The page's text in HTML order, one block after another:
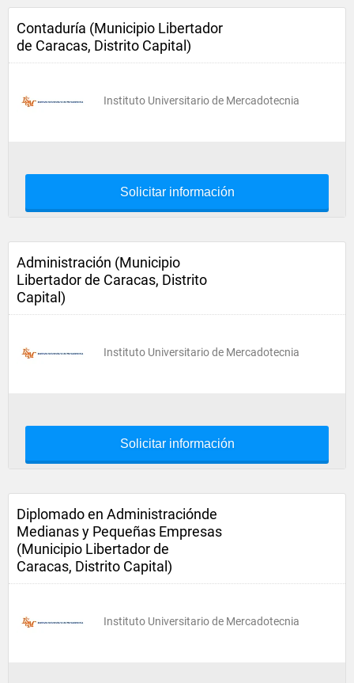
Contaduría (Municipio Libertador
de Caracas, Distrito Capital)
Instituto Universitario de Mercadotecnia
Solicitar información
Administración (Municipio
Libertador de Caracas, Distrito
Capital)
Instituto Universitario de Mercadotecnia
Solicitar información
Diplomado en Administraciónde
Medianas y Pequeñas Empresas
(Municipio Libertador de
Caracas, Distrito Capital)
Instituto Universitario de Mercadotecnia